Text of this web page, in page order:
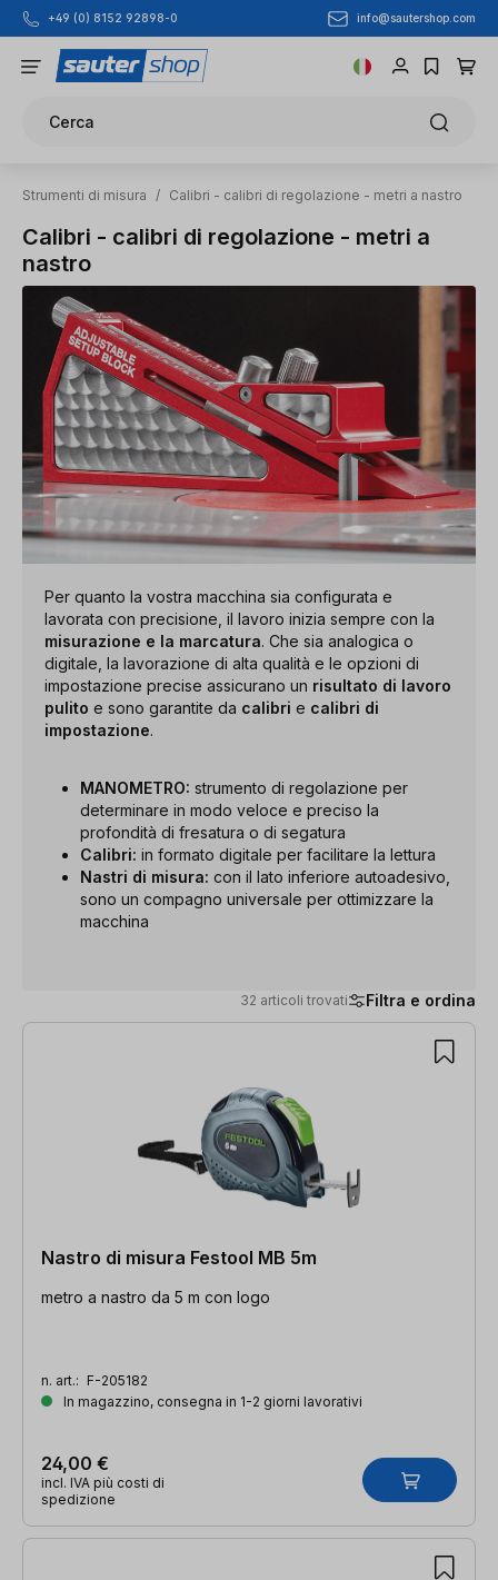
Passa al contenuto principale
+49 (0) 8152 92898-0 info@sautershop.com
Cerca
Strumenti di misura / Calibri - calibri di regolazione - metri a nastro
Calibri - calibri di regolazione - metri a
nastro
Per quanto la vostra macchina sia configurata e
lavorata con precisione, il lavoro inizia sempre con la
misurazione e la marcatura. Che sia analogica o
digitale, la lavorazione di alta qualità e le opzioni di
impostazione precise assicurano un risultato di lavoro
pulito e sono garantite da calibri e calibri di
impostazione.
MANOMETRO: strumento di regolazione per
determinare in modo veloce e preciso la
profondità di fresatura o di segatura
Calibri: in formato digitale per facilitare la lettura
Nastri di misura: con il lato inferiore autoadesivo,
sono un compagno universale per ottimizzare la
macchina
32 articoli trovati Filtra e ordina
32 articoli trovati
Nastro di misura Festool MB 5m
metro a nastro da 5 m con logo
n. art.: F-205182
In magazzino, consegna in 1-2 giorni lavorativi
24,00 €
incl. IVA più costi di
spedizione